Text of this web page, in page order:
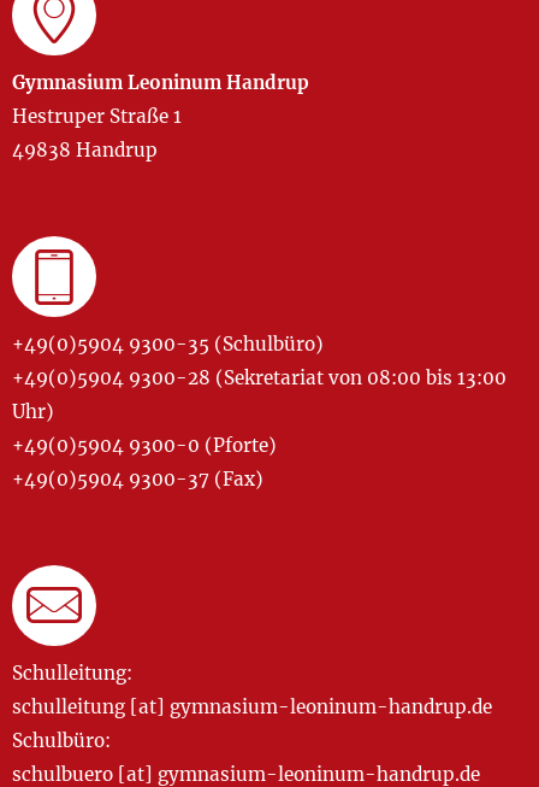
Gymnasium Leoninum Handrup
Hestruper Straße 1
49838 Handrup
+49(0)5904 9300-35 (Schulbüro)
+49(0)5904 9300-28 (Sekretariat von 08:00 bis 13:00
Uhr)
+49(0)5904 9300-0 (Pforte)
+49(0)5904 9300-37 (Fax)
Schulleitung:
schulleitung [at] gymnasium-leoninum-handrup.de
Schulbüro:
schulbuero [at] gymnasium-leoninum-handrup.de